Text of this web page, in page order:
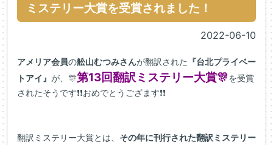
ミステリー大賞を受賞されました！
2022-06-10
アメリア会員の舩山むつみさんが翻訳された 『台北プライベー
トアイ』 が、🎊第13回翻訳ミステリー大賞🎊を受賞
されたそうです❗❗おめでとうござます❗❗
翻訳ミステリー大賞とは、 その年に刊行された翻訳ミステリー